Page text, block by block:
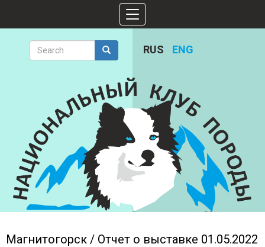
main
content
Toggle
navigation
Search
RUS ENG
Магнитогорск / Отчет о выставке 01.05.2022